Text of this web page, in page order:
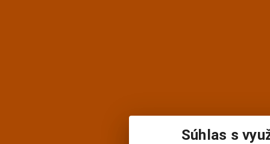
Súhlas s